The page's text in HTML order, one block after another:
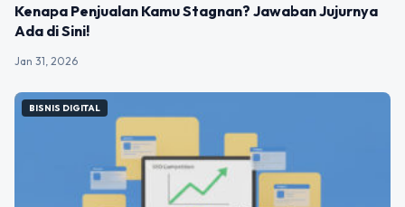
Kenapa Penjualan Kamu Stagnan? Jawaban Jujurnya
Ada di Sini!
Jan 31, 2026
BISNIS DIGITAL